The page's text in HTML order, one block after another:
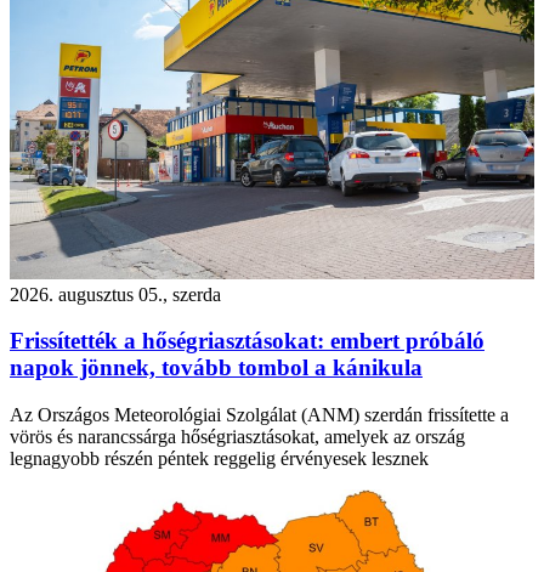
2026. augusztus 05., szerda
Frissítették a hőségriasztásokat: embert próbáló
napok jönnek, tovább tombol a kánikula
Az Országos Meteorológiai Szolgálat (ANM) szerdán frissítette a
vörös és narancssárga hőségriasztásokat, amelyek az ország
legnagyobb részén péntek reggelig érvényesek lesznek